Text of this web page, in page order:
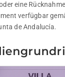
eine
verfügbar
de Andalucía.